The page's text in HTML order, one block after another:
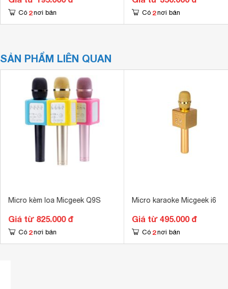
Có 2 nơi bán Có 2 nơi bán
SẢN PHẨM LIÊN QUAN
Micro kèm loa Micgeek Q9S
Giá từ 825.000 đ
Có 2 nơi bán
Micro karaoke Micgeek i6
Giá từ 495.000 đ
Có 2 nơi bán